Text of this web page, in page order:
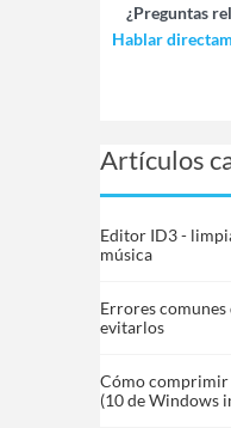
¿Preguntas
Hablar
Artículos
Editor ID3 -
música
Errores
evitarlos
Cómo comprimir
(10 de Windows